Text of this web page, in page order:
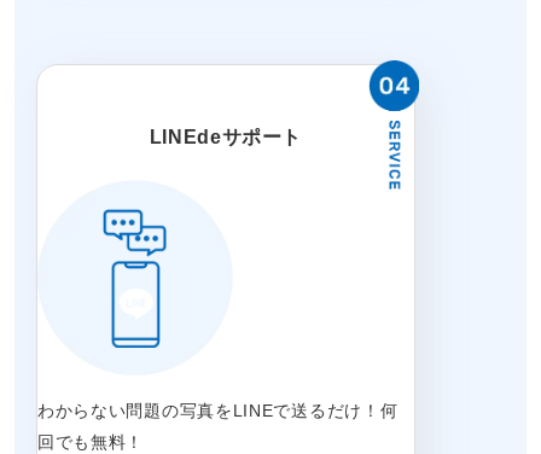
LINEdeサポート
わからない問題の写真をLINEで送るだけ！何
回でも無料！